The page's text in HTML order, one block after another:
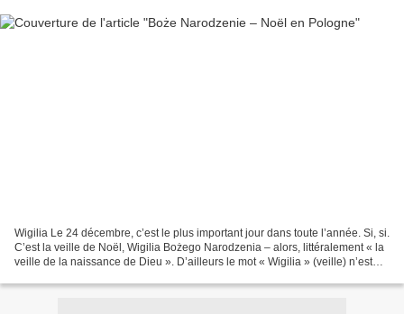
Wigilia Le 24 décembre, c’est le plus important jour dans toute l’année. Si, si.
C’est la veille de Noël, Wigilia Bożego Narodzenia – alors, littéralement « la
veille de la naissance de Dieu ». D’ailleurs le mot « Wigilia » (veille) n’est